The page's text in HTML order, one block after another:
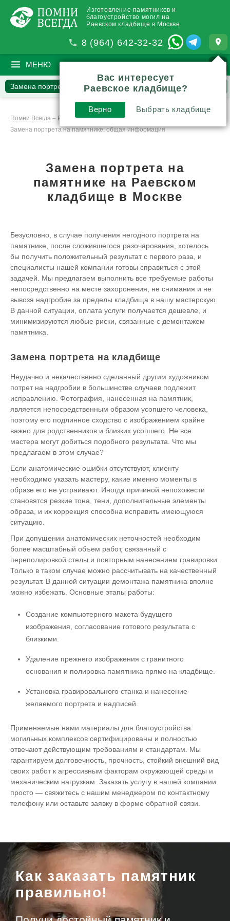
Изготовление памятников и
благоустройство могил на
Раевском кладбище в Москве
8 (964) 642-32-32
МЕНЮ ПОИСК
Замена портрета Наши работы Вопросы
Отзывы
Комментарии
Помни Всегда – Реставрация–
Замена портрета на памятнике: общая информация
Замена портрета на
памятнике на Раевском
кладбище в Москве
Безусловно, в случае получения негодного портрета на
памятнике, после сложившегося разочарования, хотелось
бы получить положительный результат с первого раза, и
специалисты нашей компании готовы справиться с этой
задачей. Мы предлагаем выполнить все требуемые работы
непосредственно на месте захоронения, не снимания и не
вывозя надгробие за пределы кладбища в нашу мастерскую.
В данной ситуации, оплата услуги получается дешевле, и
минимизируются любые риски, связанные с демонтажем
памятника.
Замена портрета на кладбище
Неудачно и некачественно сделанный другим художником
потрет на надгробии в большинстве случаев подлежит
исправлению. Фотография, нанесенная на памятник,
является непосредственным образом усопшего человека,
поэтому его подлинное сходство с изображением крайне
важно для родственников и близких усопшего. Не все
мастера могут добиться подобного результата. Что мы
предлагаем в этом случае?
Если анатомические ошибки отсутствуют, клиенту
необходимо указать мастеру, какие именно моменты в
образе его не устраивают. Иногда причиной непохожести
становятся резкие тона, тени, дополнительные элементы
образа, и их коррекция способна исправить имеющуюся
ситуацию.
При допущении анатомических неточностей необходим
более масштабный объем работ, связанный с
переполировкой стелы и повторным нанесением гравировки.
Только в таком случае можно рассчитывать на качественный
результат. В данной ситуации демонтажа памятника вполне
можно избежать. Основные этапы работы:
Создание компьютерного макета будущего
изображения, согласование готового результата с
близкими.
Удаление прежнего изображения с гранитного
основания и полировка памятника прямо на кладбище.
Установка гравировального станка и нанесение
желаемого портрета и надписей.
Применяемые нами материалы для благоустройства
могильных комплексов сертифицированы и полностью
отвечают действующим требованиям и стандартам. Мы
гарантируем долговечность, прочность, стойкий внешний вид
своих работ к агрессивным факторам окружающей среды и
механическим нагрузкам. Заказать услугу в нашей компании
просто — свяжитесь с нашим менеджером по контактному
телефону или оставьте заявку в форме обратной связи.
Как заказать памятник
правильно!
Вас интересует
Раевское кладбище?
Верно Выбрать кладбище